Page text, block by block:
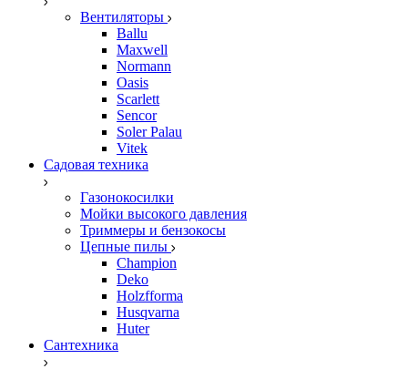
Вентиляторы
Ballu
Maxwell
Normann
Oasis
Scarlett
Sencor
Soler Palau
Vitek
Садовая техника
Газонокосилки
Мойки высокого давления
Триммеры и бензокосы
Цепные пилы
Champion
Deko
Holzfforma
Husqvarna
Huter
Сантехника